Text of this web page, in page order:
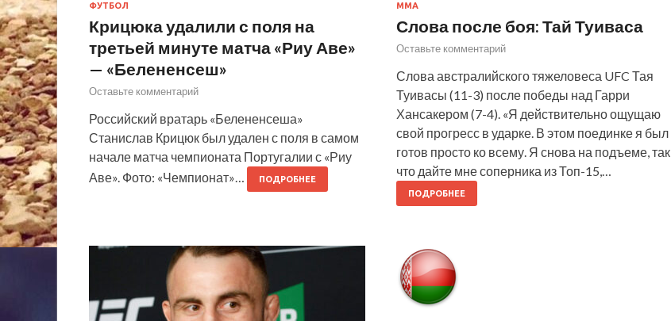
ФУТБОЛ
Крицюка удалили с поля на
третьей минуте матча «Риу Аве»
— «Белененсеш»
Оставьте комментарий
Российский вратарь «Белененсеша»
Станислав Крицюк был удален с поля в самом
начале матча чемпионата Португалии с «Риу
Аве». Фото: «Чемпионат»…
ПОДРОБНЕЕ
ММА
Слова после боя: Тай Туиваса
Оставьте комментарий
Слова австралийского тяжеловеса UFC Тая
Туивасы (11-3) после победы над Гарри
Хансакером (7-4). «Я действительно ощущаю
свой прогресс в ударке. В этом поединке я был
готов просто ко всему. Я снова на подъеме, так
что дайте мне соперника из Топ-15,…
ПОДРОБНЕЕ